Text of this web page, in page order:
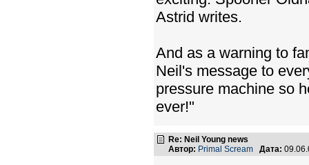
Astrid writes.
And as a warning to
Neil's message to
pressure machine so
ever!"
Re: Neil Young news
Автор: Primal Scream Дата: